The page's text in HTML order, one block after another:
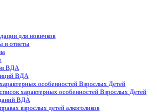
для новичков
и ответы
ВДА
ВДА
особенностей Взрослых Детей
характерных особенностей Взрослых Детей
ВДА
взрослых детей алкоголиков